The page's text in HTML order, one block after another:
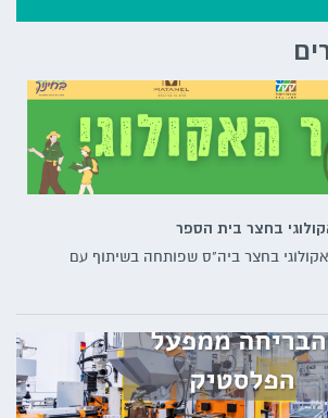
בחצר בית הספר
בחצר ביה"ס שפותחה בשיתוף עם